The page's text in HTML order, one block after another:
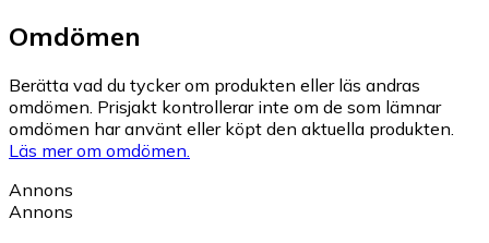
Omdömen
Berätta vad du tycker om produkten eller läs andras
omdömen. Prisjakt kontrollerar inte om de som lämnar
omdömen har använt eller köpt den aktuella produkten.
Läs mer om omdömen.
Annons
Annons